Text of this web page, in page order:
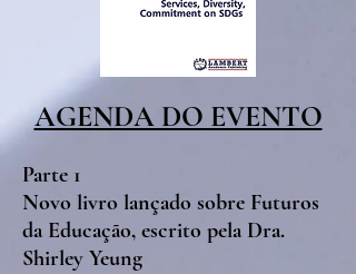
AGENDA DO EVENTO
Parte 1
Novo livro lançado sobre Futuros
da Educação, escrito pela Dra.
Shirley Yeung